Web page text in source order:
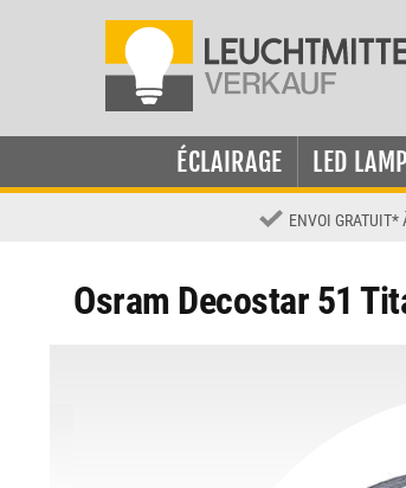
ÉCLAIRAGE LED
ENVOI GRATUIT*
Osram Decostar 51